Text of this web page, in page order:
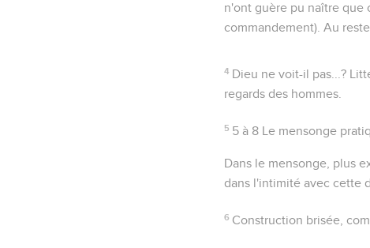
n'ont guère pu naître que
commandement). Au
4 Dieu ne voit-il pas...?
regards des hommes.
5 5 à 8 Le mensonge
Dans le mensonge , plus
dans l'intimité avec cette
6 Construction brisée,